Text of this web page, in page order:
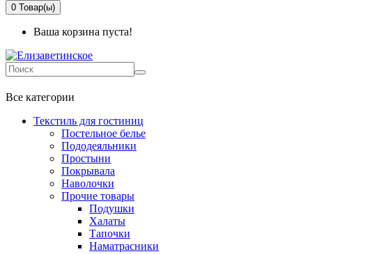
0 Товар(ы)
Ваша корзина пуста!
Все категории
Текстиль для гостиниц
Постельное белье
Пододеяльники
Простыни
Покрывала
Наволочки
Прочие товары
Подушки
Халаты
Тапочки
Наматрасники